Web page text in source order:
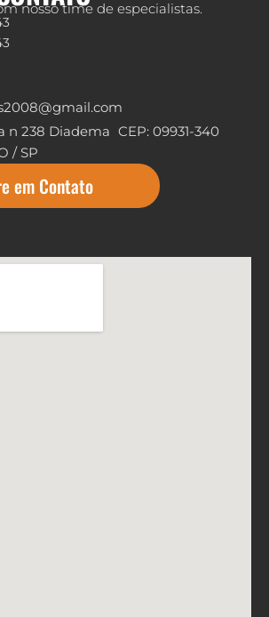
nosso time de especialistas.
n 238 Diadema CEP: 09931-340
/ SP
em Contato